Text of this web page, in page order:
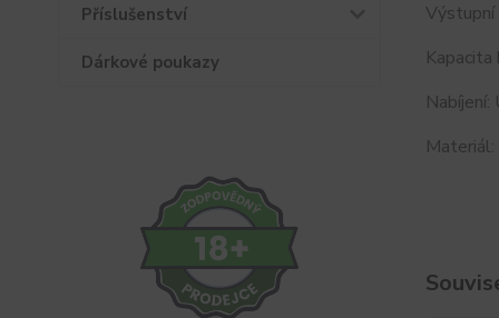
Příslušenství
Dárkové poukazy